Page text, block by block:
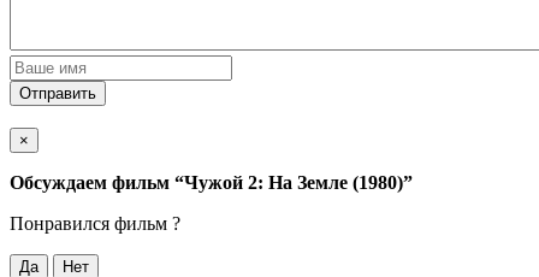
Отправить
×
Обсуждаем фильм “Чужой 2: На Земле (1980)”
Понравился фильм ?
Да
Нет